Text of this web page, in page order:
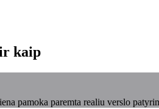
kaip
pamoka paremta realiu verslo